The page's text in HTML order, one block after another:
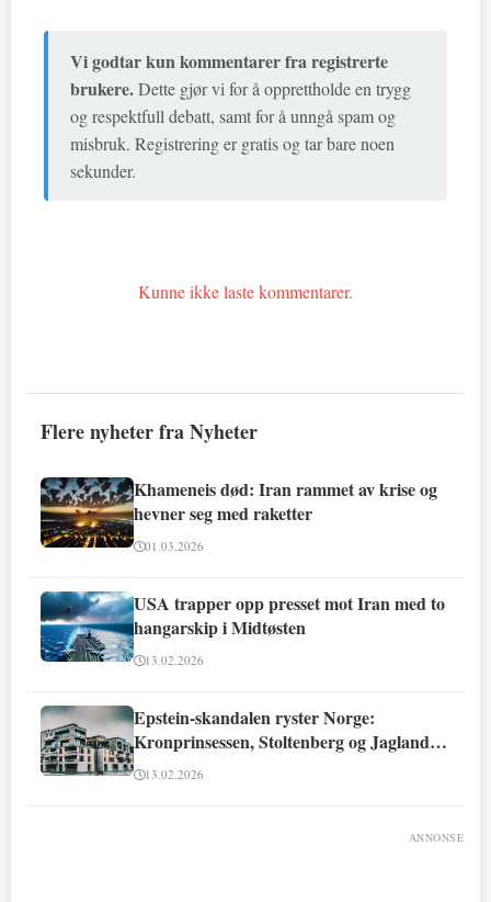
Vi godtar kun kommentarer fra registrerte
brukere.Dette gjør vi for å opprettholde en trygg
og respektfull debatt, samt for å unngå spam og
misbruk. Registrering er gratis og tar bare noen
sekunder.
Kunne ikke laste kommentarer.
Flere nyheter fra Nyheter
Khameneis død: Iran rammet av krise og
hevner seg med raketter
01.03.2026
USA trapper opp presset mot Iran med to
hangarskip i Midtøsten
13.02.2026
Epstein-skandalen ryster Norge:
Kronprinsessen, Stoltenberg og Jagland
involvert
13.02.2026
ANNONSE